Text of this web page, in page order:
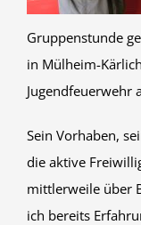
Gruppenstunde
in Mülheim-
Jugendfeuerwehr
Sein Vorhaben,
die aktive
mittlerweile über
ich bereits